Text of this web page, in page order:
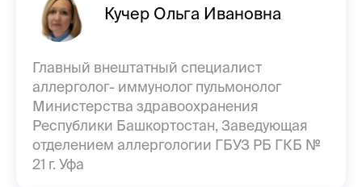
Кучер Ольга Ивановна
Главный внештатный специалист
аллерголог- иммунолог пульмонолог
Министерства здравоохранения
Республики Башкортостан, Заведующая
отделением аллергологии ГБУЗ РБ ГКБ №
21 г. Уфа